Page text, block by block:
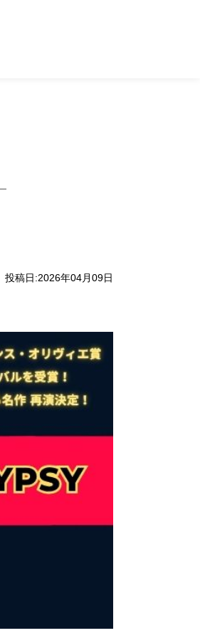
投稿日:2026年04月09日